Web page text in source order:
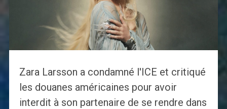
Zara Larsson a condamné l'ICE et critiqué
les douanes américaines pour avoir
interdit à son partenaire de se rendre dans